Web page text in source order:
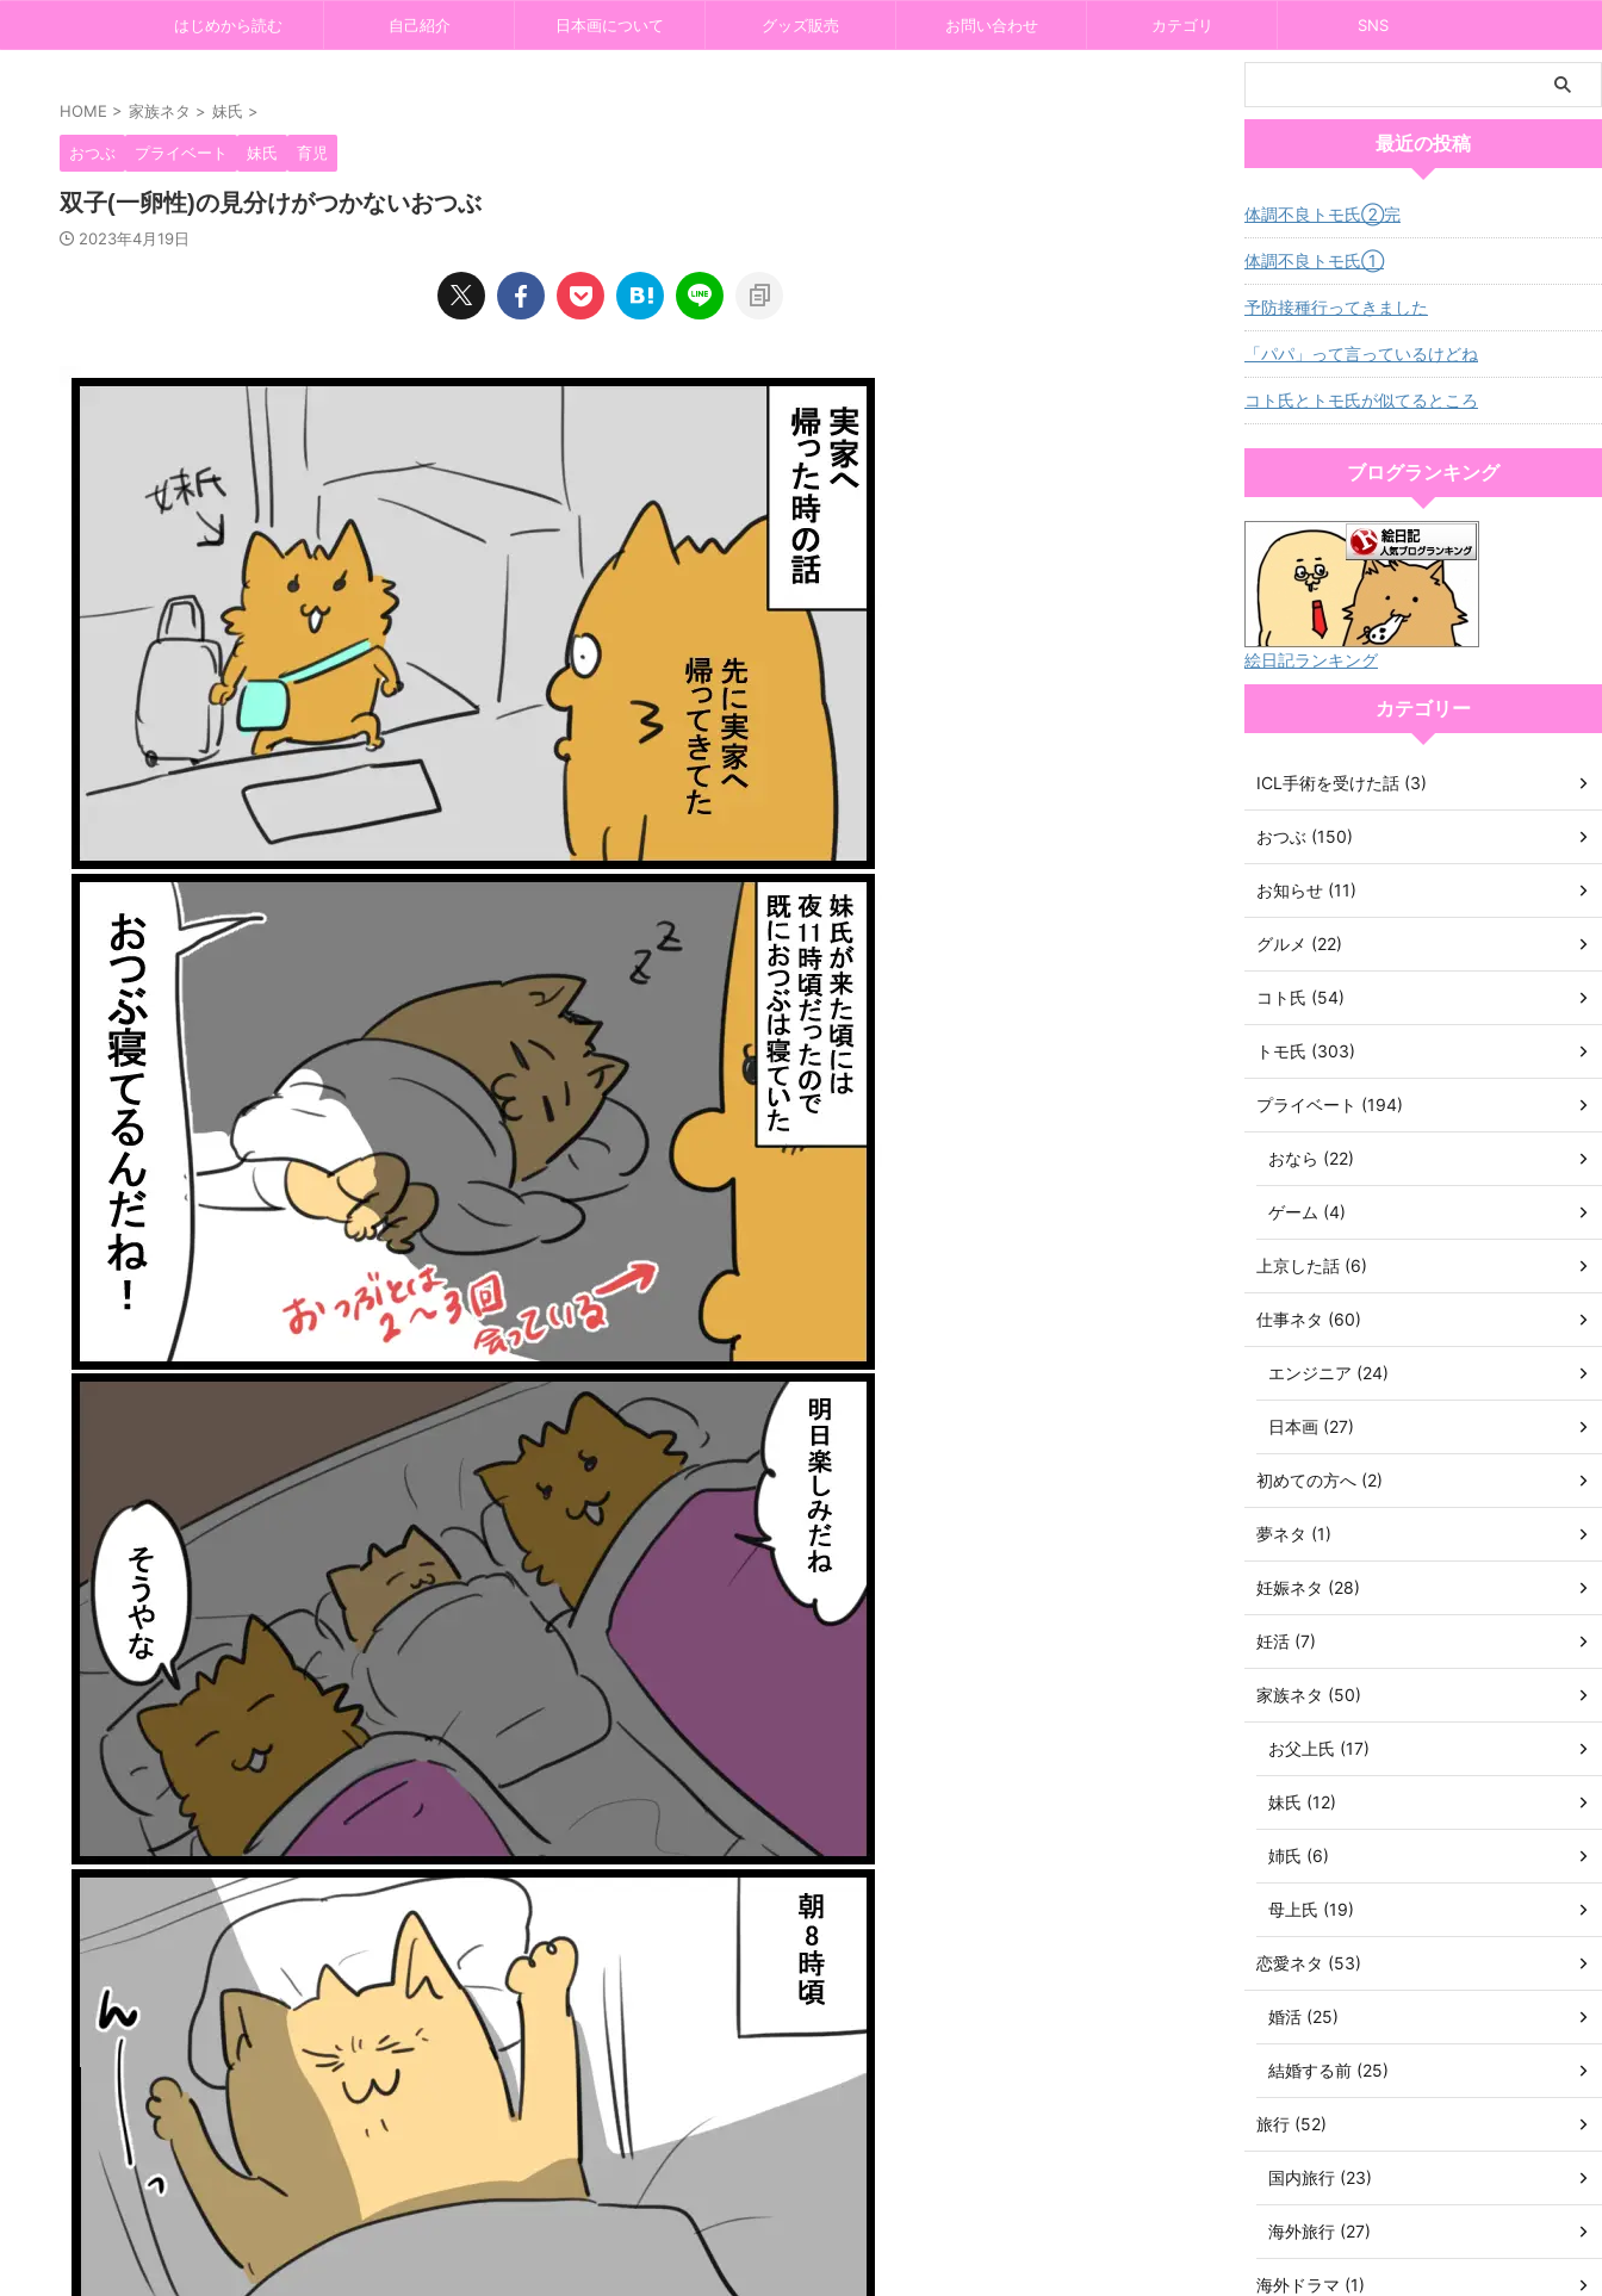
はじめから読む 自己紹介 日本画について グッズ販売 お問い合わせ カテゴリ SNS
HOME > 家族ネタ > 妹氏 >
おつぶ プライベート 妹氏 育児
双子(一卵性)の見分けがつかないおつぶ
2023年4月19日
最近の投稿
体調不良トモ氏②完
体調不良トモ氏①
予防接種行ってきました
「パパ」って言っているけどね
コト氏とトモ氏が似てるところ
ブログランキング
絵日記ランキング
カテゴリー
ICL手術を受けた話 (3)
おつぶ (150)
お知らせ (11)
グルメ (22)
コト氏 (54)
トモ氏 (303)
プライベート (194)
おなら (22)
ゲーム (4)
上京した話 (6)
仕事ネタ (60)
エンジニア (24)
日本画 (27)
初めての方へ (2)
夢ネタ (1)
妊娠ネタ (28)
妊活 (7)
家族ネタ (50)
お父上氏 (17)
妹氏 (12)
姉氏 (6)
母上氏 (19)
恋愛ネタ (53)
婚活 (25)
結婚する前 (25)
旅行 (52)
国内旅行 (23)
海外旅行 (27)
海外ドラマ (1)